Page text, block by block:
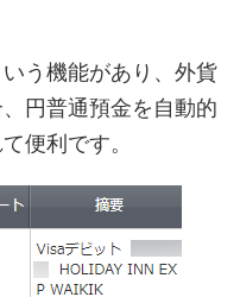
う機能があり、外貨
円普通預金を自動的
便利です。